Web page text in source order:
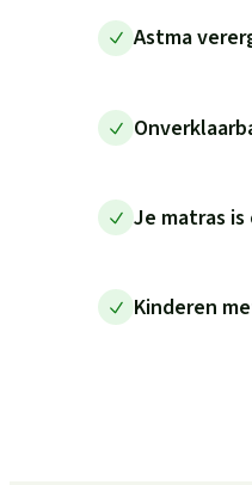
Astma
Je matras
Kinderen